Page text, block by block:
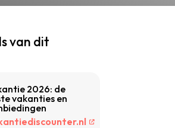
van dit
2026: de
vakanties en